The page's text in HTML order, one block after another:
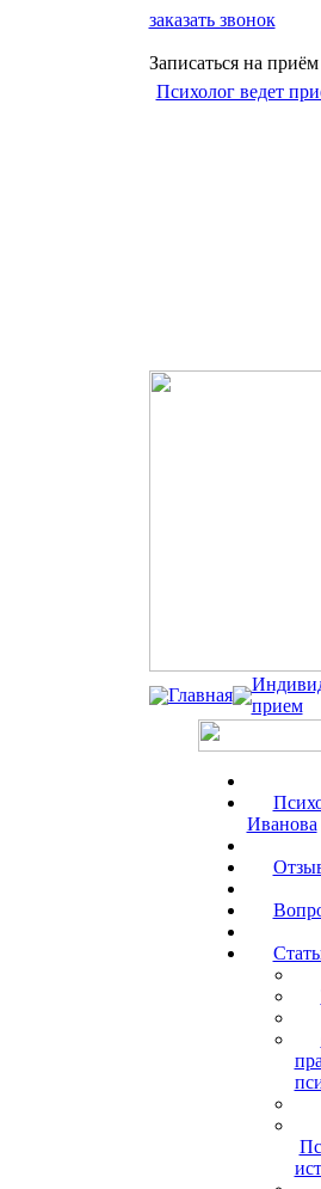
заказать звонок
Записаться на приём
Психолог ведет
Главная
прием
Иванова